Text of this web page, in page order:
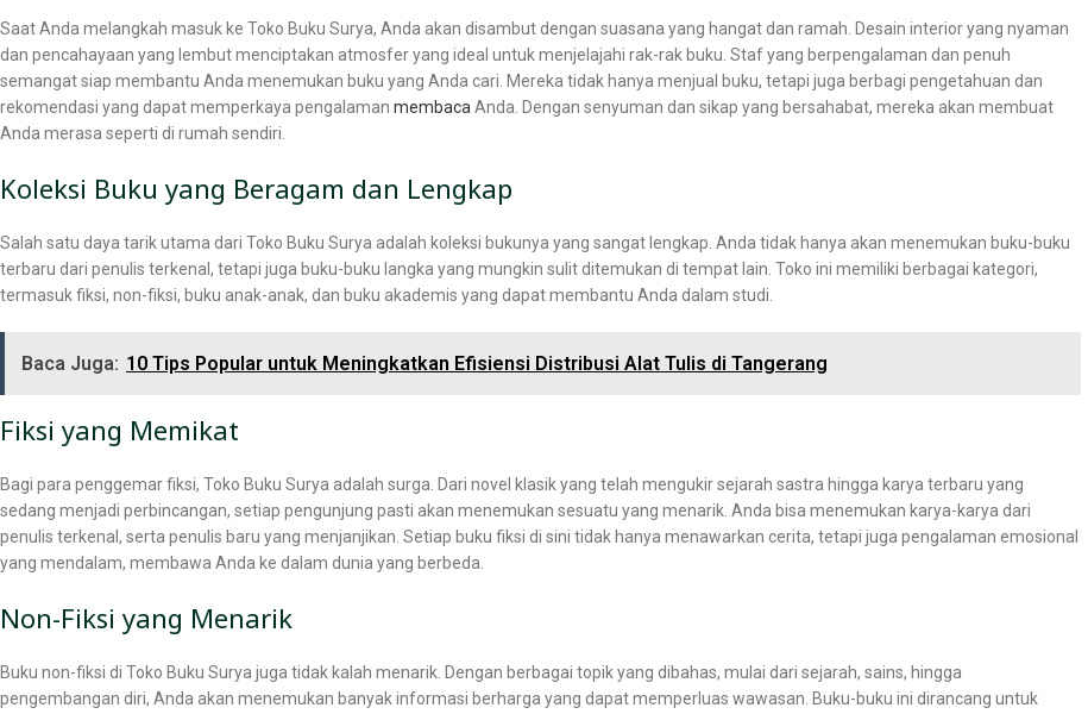
Saat Anda melangkah masuk ke Toko Buku Surya, Anda akan disambut dengan suasana yang hangat dan ramah. Desain interior yang nyaman
dan pencahayaan yang lembut menciptakan atmosfer yang ideal untuk menjelajahi rak-rak buku. Staf yang berpengalaman dan penuh
semangat siap membantu Anda menemukan buku yang Anda cari. Mereka tidak hanya menjual buku, tetapi juga berbagi pengetahuan dan
rekomendasi yang dapat memperkaya pengalaman membacaAnda. Dengan senyuman dan sikap yang bersahabat, mereka akan membuat
Anda merasa seperti di rumah sendiri.
Koleksi Buku yang Beragam dan Lengkap
Salah satu daya tarik utama dari Toko Buku Surya adalah koleksi bukunya yang sangat lengkap. Anda tidak hanya akan menemukan buku-buku
terbaru dari penulis terkenal, tetapi juga buku-buku langka yang mungkin sulit ditemukan di tempat lain. Toko ini memiliki berbagai kategori,
termasuk fiksi, non-fiksi, buku anak-anak, dan buku akademis yang dapat membantu Anda dalam studi.
Baca Juga: 10 Tips Popular untuk Meningkatkan Efisiensi Distribusi Alat Tulis di Tangerang
Fiksi yang Memikat
Bagi para penggemar fiksi, Toko Buku Surya adalah surga. Dari novel klasik yang telah mengukir sejarah sastra hingga karya terbaru yang
sedang menjadi perbincangan, setiap pengunjung pasti akan menemukan sesuatu yang menarik. Anda bisa menemukan karya-karya dari
penulis terkenal, serta penulis baru yang menjanjikan. Setiap buku fiksi di sini tidak hanya menawarkan cerita, tetapi juga pengalaman emosional
yang mendalam, membawa Anda ke dalam dunia yang berbeda.
Non-Fiksi yang Menarik
Buku non-fiksi di Toko Buku Surya juga tidak kalah menarik. Dengan berbagai topik yang dibahas, mulai dari sejarah, sains, hingga
pengembangan diri, Anda akan menemukan banyak informasi berharga yang dapat memperluas wawasan. Buku-buku ini dirancang untuk